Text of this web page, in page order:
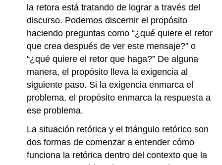
la retora está tratando de lograr a través del
discurso. Podemos discernir el propósito
haciendo preguntas como “¿qué quiere el retor
que crea después de ver este mensaje?” o
“¿qué quiere el retor que haga?” De alguna
manera, el propósito lleva la exigencia al
siguiente paso. Si la exigencia enmarca el
problema, el propósito enmarca la respuesta a
ese problema.
La situación retórica y el triángulo retórico son
dos formas de comenzar a entender cómo
funciona la retórica dentro del contexto que la